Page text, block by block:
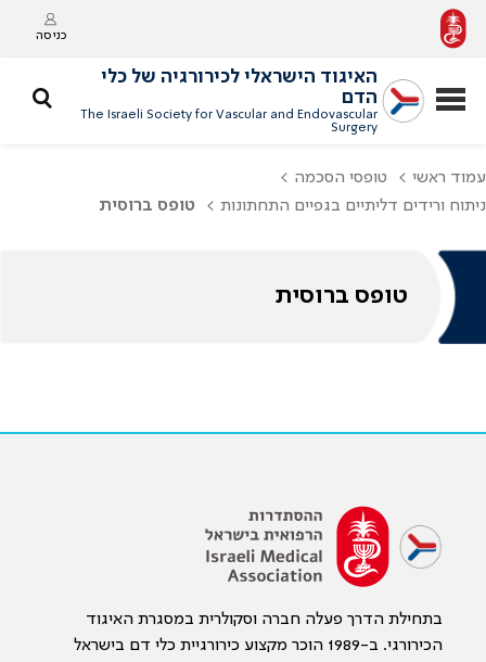
כניסה
האיגוד הישראלי לכירורגיה של כלי
הדם
The Israeli Society for Vascular and Endovascular
Surgery
עמוד ראשי
טופסי הסכמה
ניתוח ורידים דליתיים בגפיים התחתונות
טופס ברוסית
טופס ברוסית
בתחילת הדרך פעלה חברה וסקולרית במסגרת האיגוד
הכירורגי. ב-1989 הוכר מקצוע כירורגיית כלי דם בישראל